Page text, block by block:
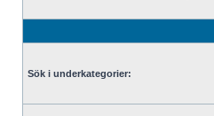
Sök i underkategorier: